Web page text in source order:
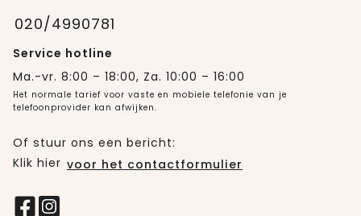
020/4990781
Service hotline
Ma.-vr. 8:00 – 18:00, Za. 10:00 – 16:00
Het normale tarief voor vaste en mobiele telefonie van je
telefoonprovider kan afwijken.
Of stuur ons een bericht:
Klik hier voor het contactformulier